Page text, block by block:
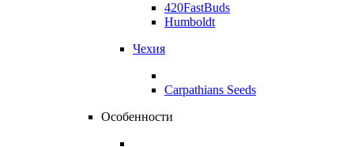
420FastBuds
Humboldt
Чехия
Carpathians Seeds
Особенности